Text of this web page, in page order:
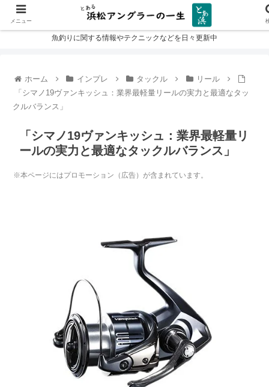
魚釣りに関する情報やテクニックなどを日々更新中
ホーム インプレ タックル
リール
「シマノ19ヴァンキッシュ：業界最軽量リールの実力と最適なタッ
クルバランス」
「シマノ19ヴァンキッシュ：業界最軽量リ
ールの実力と最適なタックルバランス」
※本ページにはプロモーション（広告）が含まれています。
メニュー